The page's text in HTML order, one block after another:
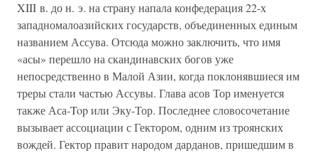
XIII в. до н. э. на страну напала конфедерация 22-х
западномалоазийских государств, объединенных единым
названием Ассува. Отсюда можно заключить, что имя
«асы» перешло на скандинавских богов уже
непосредственно в Малой Азии, когда поклонявшиеся им
треры стали частью Ассувы. Глава асов Тор именуется
также Аса-Top или Эку-Тор. Последнее словосочетание
вызывает ассоциации с Гектором, одним из троянских
вождей. Гектор правит народом дарданов, пришедшим в